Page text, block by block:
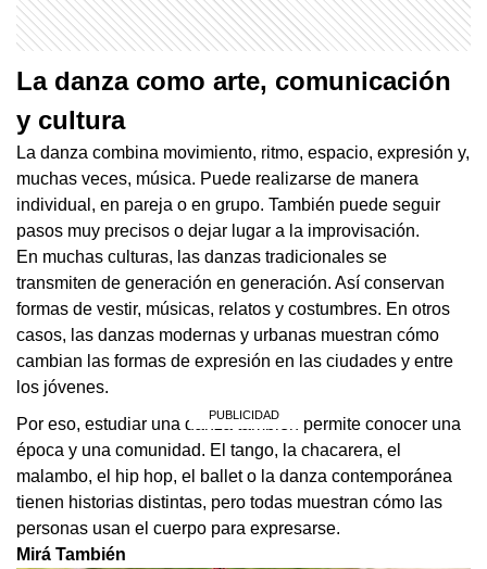
La danza como arte, comunicación
y cultura
La danza combina movimiento, ritmo, espacio, expresión y,
muchas veces, música. Puede realizarse de manera
individual, en pareja o en grupo. También puede seguir
pasos muy precisos o dejar lugar a la improvisación.
En muchas culturas, las danzas tradicionales se
transmiten de generación en generación. Así conservan
formas de vestir, músicas, relatos y costumbres. En otros
casos, las danzas modernas y urbanas muestran cómo
cambian las formas de expresión en las ciudades y entre
los jóvenes.
Por eso, estudiar una danza también permite conocer una
época y una comunidad. El tango, la chacarera, el
malambo, el hip hop, el ballet o la danza contemporánea
tienen historias distintas, pero todas muestran cómo las
personas usan el cuerpo para expresarse.
Mirá También